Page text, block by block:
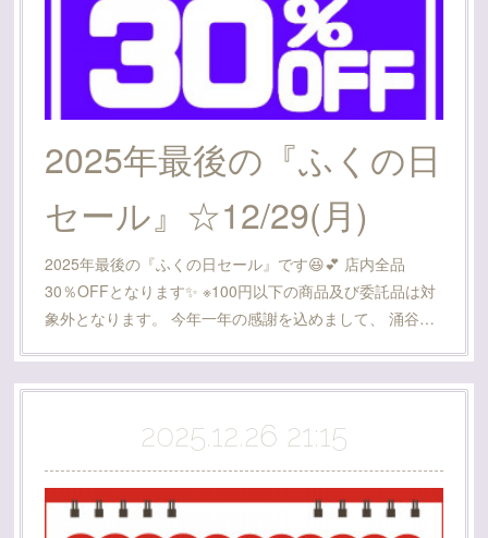
2025年最後の『ふくの日
セール』☆12/29(月)
2025年最後の『ふくの日セール』です😆💕 店内全品
30％OFFとなります✨ ※100円以下の商品及び委託品は対
象外となります。 今年一年の感謝を込めまして、 涌谷…
2025.12.26 21:15